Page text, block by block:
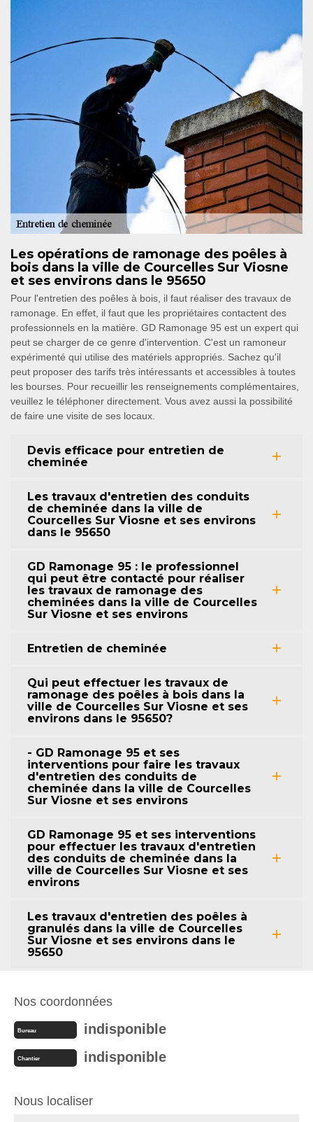
Les opérations de ramonage des poêles à
bois dans la ville de Courcelles Sur Viosne
et ses environs dans le 95650
Pour l'entretien des poêles à bois, il faut réaliser des travaux de
ramonage. En effet, il faut que les propriétaires contactent des
professionnels en la matière. GD Ramonage 95 est un expert qui
peut se charger de ce genre d'intervention. C'est un ramoneur
expérimenté qui utilise des matériels appropriés. Sachez qu'il
peut proposer des tarifs très intéressants et accessibles à toutes
les bourses. Pour recueillir les renseignements complémentaires,
veuillez le téléphoner directement. Vous avez aussi la possibilité
de faire une visite de ses locaux.
Devis efficace pour entretien de
cheminée
Les travaux d'entretien des conduits
de cheminée dans la ville de
Courcelles Sur Viosne et ses environs
dans le 95650
GD Ramonage 95 : le professionnel
qui peut être contacté pour réaliser
les travaux de ramonage des
cheminées dans la ville de Courcelles
Sur Viosne et ses environs
Entretien de cheminée
Qui peut effectuer les travaux de
ramonage des poêles à bois dans la
ville de Courcelles Sur Viosne et ses
environs dans le 95650?
- GD Ramonage 95 et ses
interventions pour faire les travaux
d'entretien des conduits de
cheminée dans la ville de Courcelles
Sur Viosne et ses environs
GD Ramonage 95 et ses interventions
pour effectuer les travaux d'entretien
des conduits de cheminée dans la
ville de Courcelles Sur Viosne et ses
environs
Les travaux d'entretien des poêles à
granulés dans la ville de Courcelles
Sur Viosne et ses environs dans le
95650
Nos coordonnées
Bureau indisponible
Chantier indisponible
Nous localiser